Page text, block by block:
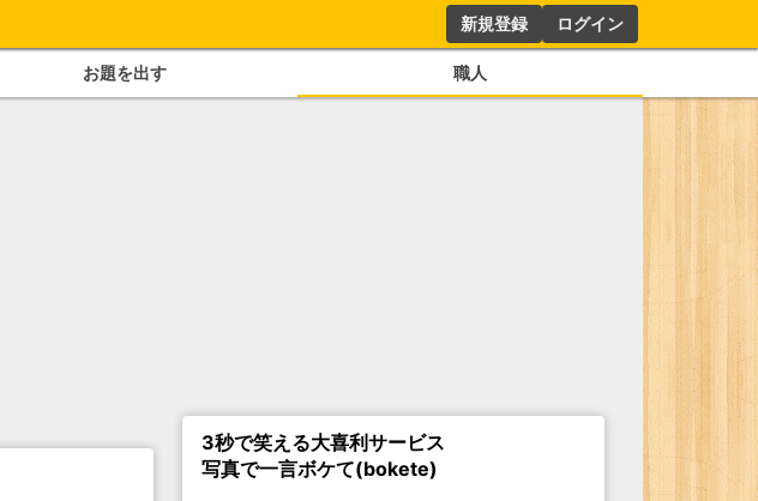
新規登録 ログイン
お題を出す 職人
3秒で笑える大喜利サービス
写真で一言ボケて(bokete)